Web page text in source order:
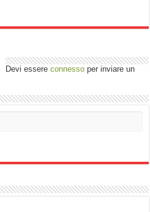
Devi essereconnesso per inviare un